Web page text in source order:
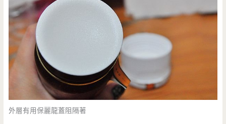
外層有用保麗龍蓋阻隔著